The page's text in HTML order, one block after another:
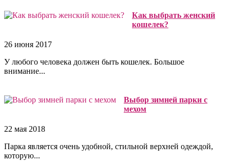
Как выбрать женский
кошелек?
26 июня 2017
У любого человека должен быть кошелек. Большое
внимание...
Выбор зимней парки с
мехом
22 мая 2018
Парка является очень удобной, стильной верхней одеждой,
которую...